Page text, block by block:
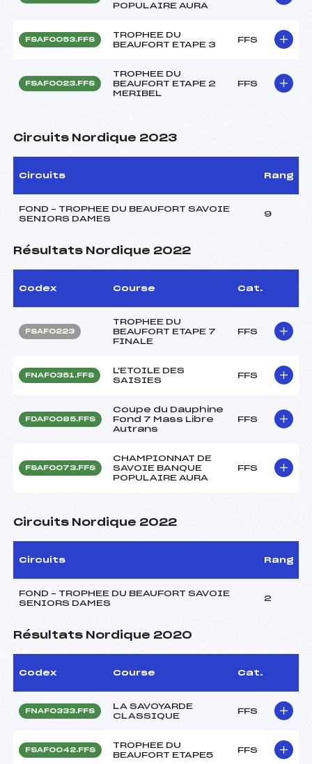
POPULAIRE AURA
FSAF0053.FFS
TROPHEE DU
BEAUFORT ETAPE 3
FFS
FSAF0023.FFS
TROPHEE DU
BEAUFORT ETAPE 2
MERIBEL
FFS
Circuits Nordique 2023
Circuits Rang
FOND – TROPHEE DU BEAUFORT SAVOIE
SENIORS DAMES
9
Résultats Nordique 2022
Codex Course Cat.
FSAF0223
TROPHEE DU
BEAUFORT ETAPE 7
FINALE
FFS
FNAF0351.FFS
L'ETOILE DES
SAISIES
FFS
FDAF0085.FFS
Coupe du Dauphine
Fond 7 Mass Libre
Autrans
FFS
FSAF0073.FFS
CHAMPIONNAT DE
SAVOIE BANQUE
POPULAIRE AURA
FFS
Circuits Nordique 2022
Circuits Rang
FOND – TROPHEE DU BEAUFORT SAVOIE
SENIORS DAMES
2
Résultats Nordique 2020
Codex Course Cat.
FNAF0333.FFS
LA SAVOYARDE
CLASSIQUE
FFS
FSAF0042.FFS
TROPHEE DU
BEAUFORT ETAPE5
FFS